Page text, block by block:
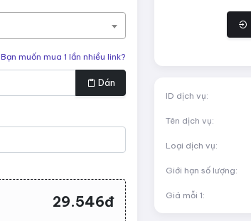
Bạn muốn mua 1 lần nhiều link?
Dán
29.546đ
ID dịch vụ:
Tên dịch vụ:
Loại dịch vụ:
Giới hạn số lượng:
Giá mỗi 1: